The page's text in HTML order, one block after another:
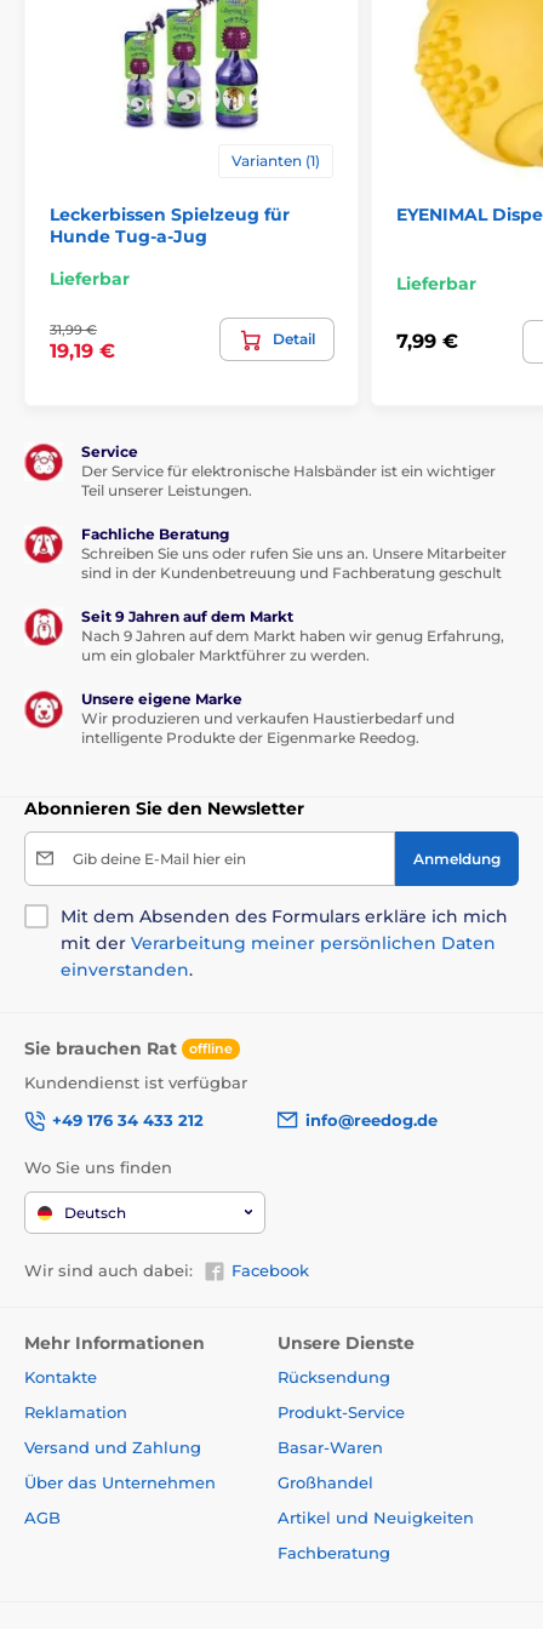
Varianten (1)
Leckerbissen Spielzeug für
Hunde Tug-a-Jug
Lieferbar
31,99 €
19,19 €
Detail
EYENIMAL
Lieferbar
7,99 €
Service
Der Service für elektronische Halsbänder ist ein wichtiger
Teil unserer Leistungen.
Fachliche Beratung
Schreiben Sie uns oder rufen Sie uns an. Unsere Mitarbeiter
sind in der Kundenbetreuung und Fachberatung geschult
Seit 9 Jahren auf dem Markt
Nach 9 Jahren auf dem Markt haben wir genug Erfahrung,
um ein globaler Marktführer zu werden.
Unsere eigene Marke
Wir produzieren und verkaufen Haustierbedarf und
intelligente Produkte der Eigenmarke Reedog.
Abonnieren Sie den Newsletter
Gib deine E-Mail hier ein Anmeldung
Mit dem Absenden des Formulars erkläre ich mich
mit der Verarbeitung meiner persönlichen Daten
einverstanden.
Sie brauchen Rat offline
Kundendienst ist verfügbar
+49 176 34 433 212
info@reedog.de
Wo Sie uns finden
Deutsch
Wir sind auch dabei: Facebook
Mehr Informationen
Kontakte
Reklamation
Versand und Zahlung
Über das Unternehmen
AGB
Unsere Dienste
Rücksendung
Produkt-Service
Basar-Waren
Großhandel
Artikel und Neuigkeiten
Fachberatung